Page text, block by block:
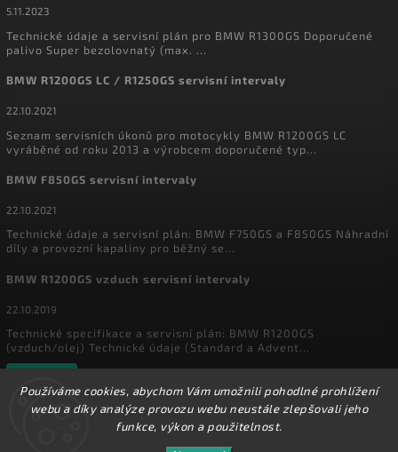
Používáme cookies, abychom Vám umožnili pohodlné prohlížení
webu a díky analýze provozu webu neustále zlepšovali jeho
funkce, výkon a použitelnost.
5.11.2023
Technické údaje a servisní plán pro BMW R1300GS Doporučené
palivo Super bezolovnatý (max. ...
BMW R1200GS LC / R1250GS servisní intervaly
22.10.2021
Seznam servisních úkonů pro motocykly BMW R1200GS LC
vyráběné od roku 2013 a výrobcem doporučené typ...
BMW F850GS servisní intervaly
22.10.2021
Technické údaje a servisní plán: BMW F750GS a F850GS Náhradní
díly a provozní kapaliny pro běžný se...
BMW R1200GS vzduch servisní intervaly
22.10.2019
Technické specifikace a servisní plán: BMW R1200GS
(vzduch/olej) Technické údaje (Standard a Advent...
MyEnduro . Všechna práva vyhrazena.